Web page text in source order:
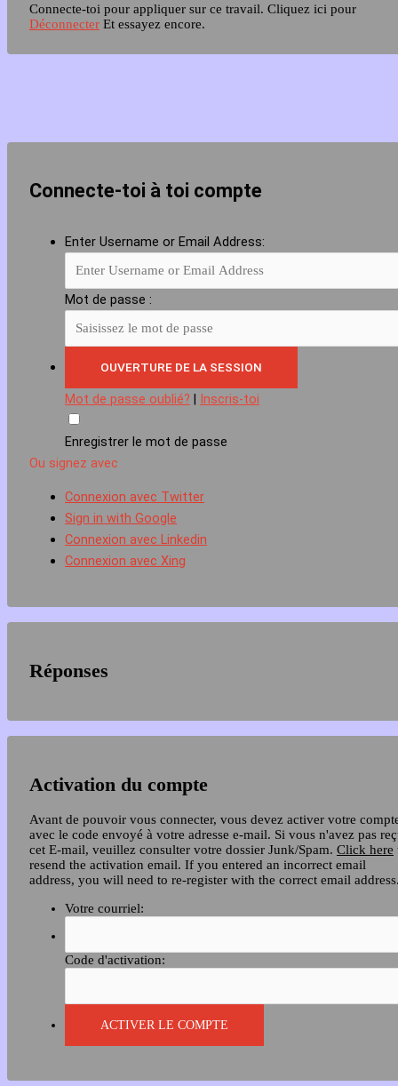
Connecte-toi pour appliquer sur ce travail. Cliquez ici pour
Déconnecter Et essayez encore.
Connecte-toi à toi compte
Enter Username or Email Address:
Mot de passe :
Mot de passe oublié? | Inscris-toi
Enregistrer le mot de passe
Ou signez avec
Connexion avec Twitter
Sign in with Google
Connexion avec Linkedin
Connexion avec Xing
Réponses
Activation du compte
Avant de pouvoir vous connecter, vous devez activer votre
avec le code envoyé à votre adresse e-mail. Si vous n'avez pas
cet E-mail, veuillez consulter votre dossier Junk/Spam. Click here
resend the activation email. If you entered an incorrect email
address, you will need to re-register with the correct email
Votre courriel:
Code d'activation: